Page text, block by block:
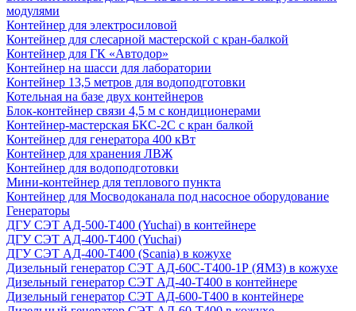
модулями
Контейнер для электросиловой
Контейнер для слесарной мастерской с кран-балкой
Контейнер для ГК «Автодор»
Контейнер на шасси для лаборатории
Контейнер 13,5 метров для водоподготовки
Котельная на базе двух контейнеров
Блок-контейнер связи 4,5 м с кондиционерами
Контейнер-мастерская БКС-2С с кран балкой
Контейнер для генератора 400 кВт
Контейнер для хранения ЛВЖ
Контейнер для водоподготовки
Мини-контейнер для теплового пункта
Контейнер для Мосводоканала под насосное оборудование
Генераторы
ДГУ СЭТ АД-500-Т400 (Yuchai) в контейнере
ДГУ СЭТ АД-400-Т400 (Yuchai)
ДГУ СЭТ АД-400-Т400 (Scania) в кожухе
Дизельный генератор СЭТ АД-60С-Т400-1Р (ЯМЗ) в кожухе
Дизельный генератор СЭТ АД-40-Т400 в контейнере
Дизельный генератор СЭТ АД-600-Т400 в контейнере